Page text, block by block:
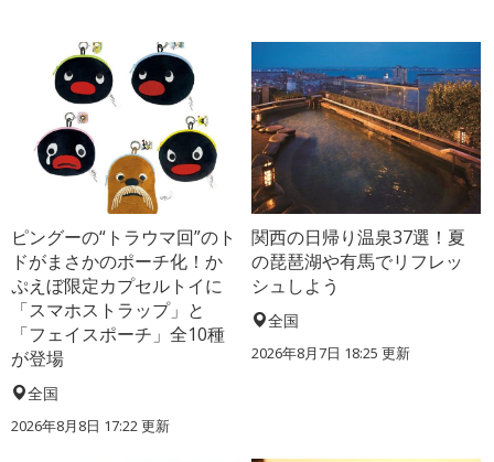
ピングーの“トラウマ回”のト
ドがまさかのポーチ化！か
ぷえぼ限定カプセルトイに
「スマホストラップ」と
「フェイスポーチ」全10種
が登場
全国
2026年8月8日 17:22更新
関西の日帰り温泉37選！夏
の琵琶湖や有馬でリフレッ
シュしよう
全国
2026年8月7日 18:25 更新